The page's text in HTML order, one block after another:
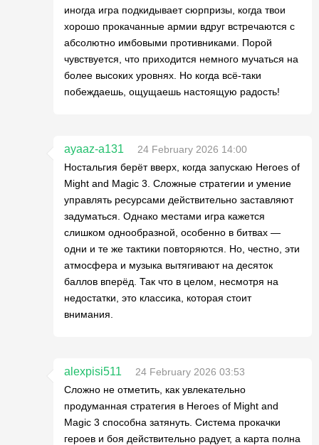
иногда игра подкидывает сюрпризы, когда твои
хорошо прокачанные армии вдруг встречаются с
абсолютно имбовыми противниками. Порой
чувствуется, что приходится немного мучаться на
более высоких уровнях. Но когда всё-таки
побеждаешь, ощущаешь настоящую радость!
ayaaz-a131
24 February 2026 14:00
Ностальгия берёт вверх, когда запускаю Heroes of
Might and Magic 3. Сложные стратегии и умение
управлять ресурсами действительно заставляют
задуматься. Однако местами игра кажется
слишком однообразной, особенно в битвах —
одни и те же тактики повторяются. Но, честно, эти
атмосфера и музыка вытягивают на десяток
баллов вперёд. Так что в целом, несмотря на
недостатки, это классика, которая стоит
внимания.
alexpisi511
24 February 2026 03:53
Сложно не отметить, как увлекательно
продуманная стратегия в Heroes of Might and
Magic 3 способна затянуть. Система прокачки
героев и боя действительно радует, а карта полна